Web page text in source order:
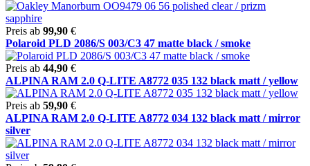
Preis ab 99,90 €
Polaroid PLD 2086/S 003/C3 47 matte black / smoke
Preis ab 44,90 €
ALPINA RAM 2.0 Q-LITE A8772 035 132 black matt / yellow
Preis ab 59,90 €
ALPINA RAM 2.0 Q-LITE A8772 034 132 black matt / mirror
silver